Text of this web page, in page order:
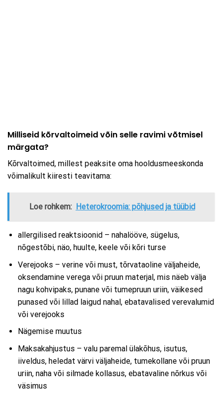
Milliseid kõrvaltoimeid võin selle ravimi võtmisel
märgata?
Kõrvaltoimed, millest peaksite oma hooldusmeeskonda
võimalikult kiiresti teavitama:
Loe rohkem: Heterokroomia: põhjused ja tüübid
allergilised reaktsioonid – nahalööve, sügelus,
nõgestõbi, näo, huulte, keele või kõri turse
Verejooks – verine või must, tõrvataoline väljaheide,
oksendamine verega või pruun materjal, mis näeb välja
nagu kohvipaks, punane või tumepruun uriin, väikesed
punased või lillad laigud nahal, ebatavalised verevalumid
või verejooks
Nägemise muutus
Maksakahjustus – valu paremal ülakõhus, isutus,
iiveldus, heledat värvi väljaheide, tumekollane või pruun
uriin, naha või silmade kollasus, ebatavaline nõrkus või
väsimus